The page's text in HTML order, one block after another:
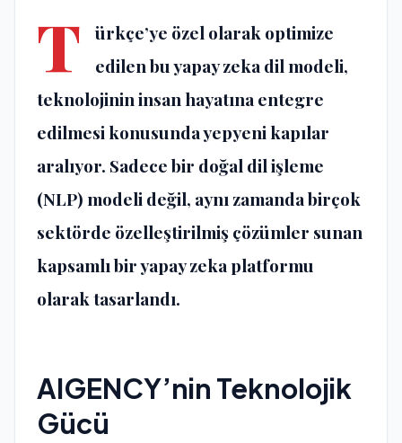
T
ürkçe’ye özel olarak optimize
edilen bu yapay zeka dil modeli,
teknolojinin insan hayatına entegre
edilmesi konusunda yepyeni kapılar
aralıyor. Sadece bir doğal dil işleme
(NLP) modeli değil, aynı zamanda birçok
sektörde özelleştirilmiş çözümler sunan
kapsamlı bir yapay zeka platformu
olarak tasarlandı​​.
AIGENCY’nin Teknolojik
Gücü